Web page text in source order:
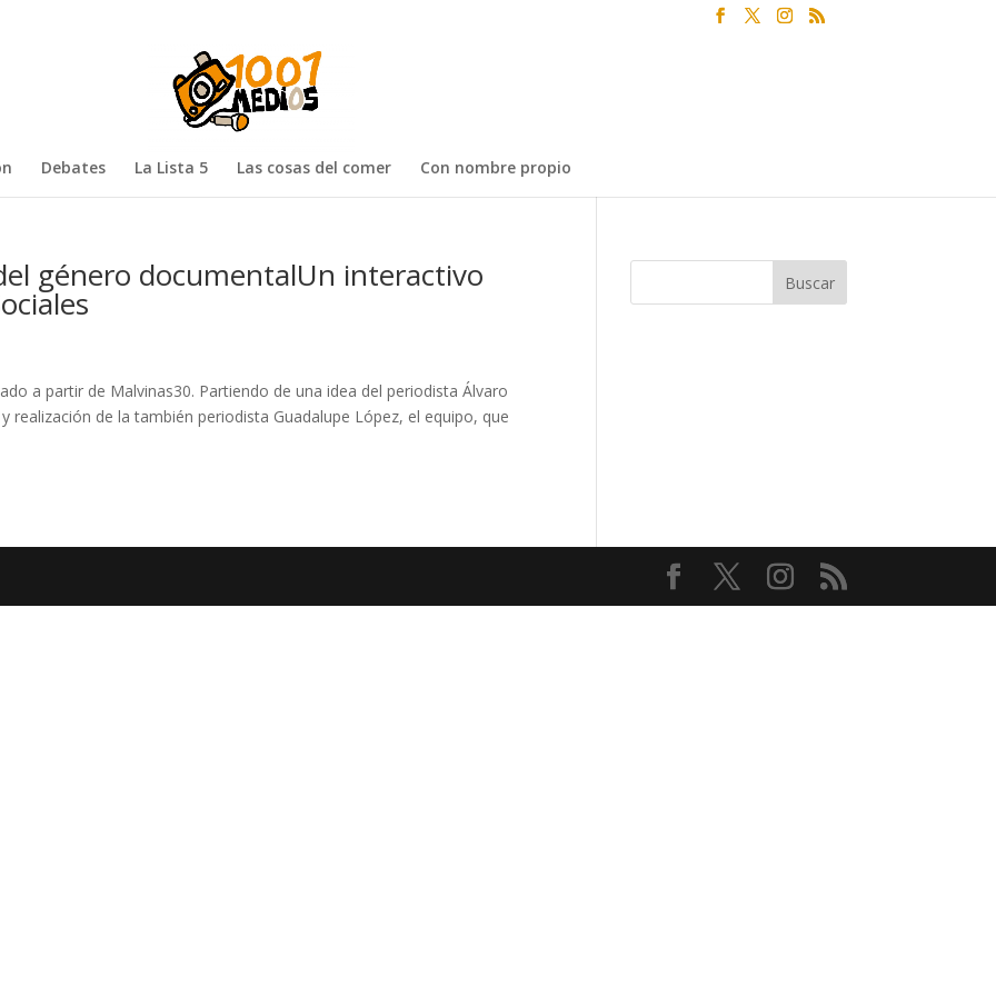
Debates La Lista 5 Las cosas del comer Con nombre propio
género documentalUn interactivo
a partir de Malvinas30. Partiendo de una idea del periodista Álvaro
realización de la también periodista Guadalupe López, el equipo, que